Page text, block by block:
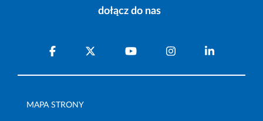
dołącz do nas
MAPA STRONY